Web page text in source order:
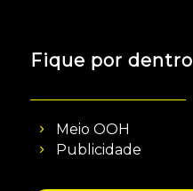
Fique por dentro
Meio OOH
Publicidade